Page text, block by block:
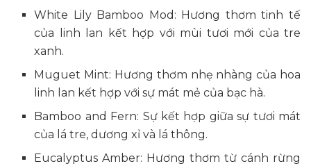
White Lily Bamboo Mod: Hương thơm tinh tế
của linh lan kết hợp với mùi tươi mới của tre
xanh.
Muguet Mint: Hương thơm nhẹ nhàng của hoa
linh lan kết hợp với sự mát mẻ của bạc hà.
Bamboo and Fern: Sự kết hợp giữa sự tươi mát
của lá tre, dương xỉ và lá thông.
Eucalyptus Amber: Hương thơm từ cánh rừng